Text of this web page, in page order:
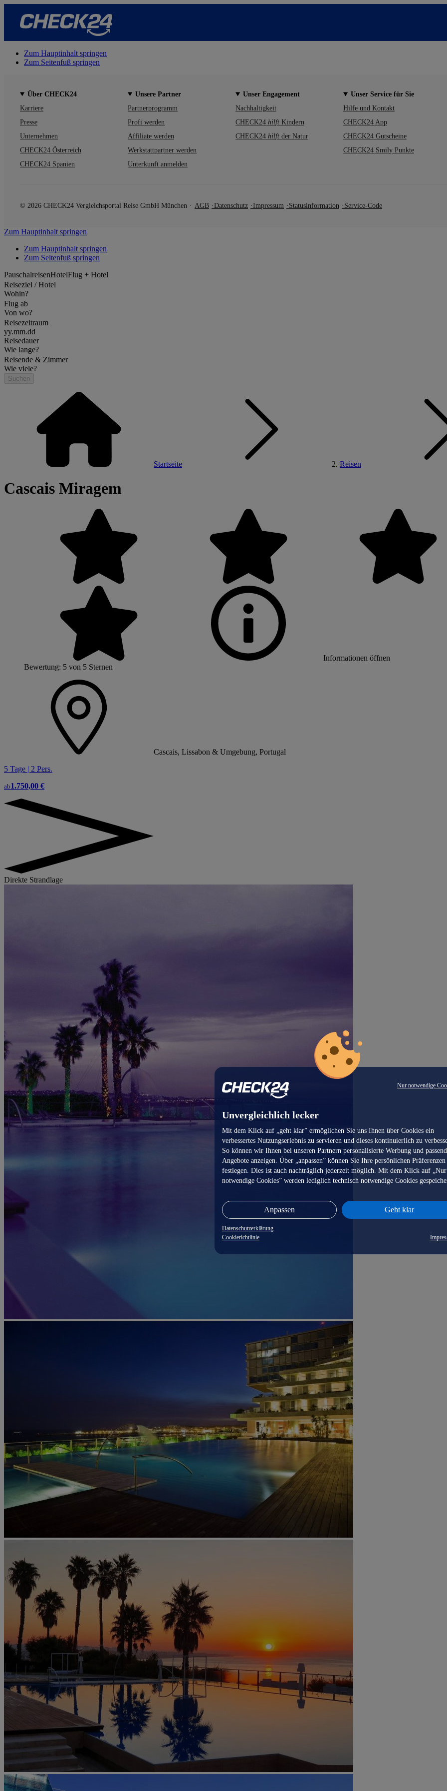
Nur notwendige
Unvergleichlich lecker
Mit dem Klick auf „geht klar” ermöglichen Sie uns Ihnen über Cookies ein
verbessertes Nutzungserlebnis zu servieren und dieses kontinuierlich zu
So können wir Ihnen bei unseren Partnern personalisierte Werbung und
Angebote anzeigen. Über „anpassen” können Sie Ihre persönlichen Präferenzen
festlegen. Dies ist auch nachträglich jederzeit möglich. Mit dem Klick auf „Nur
notwendige Cookies” werden lediglich technisch notwendige Cookies
Anpassen Geht klar
Datenschutzerklärung
Cookierichtlinie
Zum Hauptinhalt springen
Zum Seitenfuß springen
Über CHECK24
Karriere
Presse
Unternehmen
CHECK24 Österreich
CHECK24 Spanien
Unsere Partner
Partnerprogramm
Profi werden
Affiliate werden
Werkstattpartner werden
Unterkunft anmelden
Unser Engagement
Nachhaltigkeit
CHECK24 hilft Kindern
CHECK24 hilft der Natur
Unser Service für Sie
Hilfe und Kontakt
CHECK24 App
CHECK24 Gutscheine
CHECK24 Smily Punkte
© 2026 CHECK24 Vergleichsportal Reise GmbH München AGB Datenschutz Impressum Statusinformation Service-Code
Zum Hauptinhalt springen
Zum Hauptinhalt springen
Zum Seitenfuß springen
PauschalreisenHotelFlug + Hotel
Reiseziel / Hotel
Wohin?
Flug ab
Von wo?
Reisezeitraum
yy.mm.dd
Reisedauer
Wie lange?
Reisende & Zimmer
Wie viele?
Suchen
Startseite Reisen
Cascais Miragem
Informationen öffnen
Bewertung: 5 von 5 Sternen
Cascais, Lissabon & Umgebung, Portugal
5 Tage | 2 Pers.
ab1.750,00 €
Direkte Strandlage